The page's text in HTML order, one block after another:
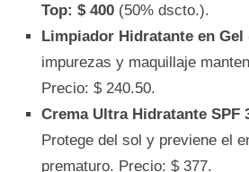
Top: $ 400 (50% dscto.).
Limpiador Hidratante en Gel
impurezas y maquillaje
Precio: $ 240.50.
Crema Ultra Hidratante SPF
Protege del sol y previene el
prematuro. Precio: $ 377.